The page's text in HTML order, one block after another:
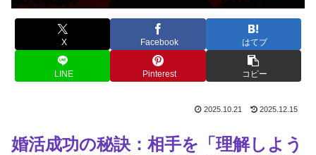
X Facebook はてブ
LINE Pinterest コピー
2025.10.21 2025.12.15
婚活成功の秘訣：相手を「理解しよう